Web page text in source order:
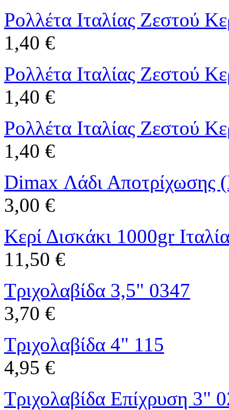
Ρολλέτα Ιταλίας Ζεστού
1,40 €
Ρολλέτα Ιταλίας Ζεστού
1,40 €
Ρολλέτα Ιταλίας Ζεστού
1,40 €
Dimax Λάδι Αποτρίχωσης
3,00 €
Κερί Δισκάκι 1000gr
11,50 €
Τριχολαβίδα 3,5" 0347
3,70 €
Τριχολαβίδα 4" 115
4,95 €
Τριχολαβίδα Επίχρυση 3"